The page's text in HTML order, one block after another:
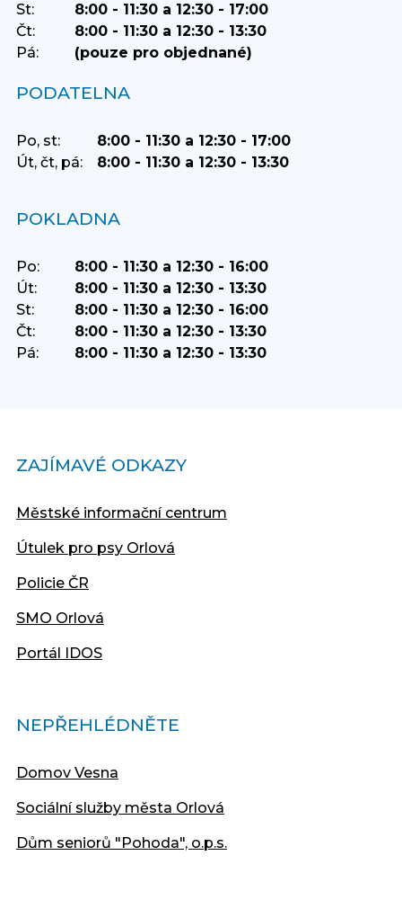
St:
8:00 - 11:30 a 12:30 - 17:00
Čt:
8:00 - 11:30 a 12:30 - 13:30
Pá:
(pouze pro objednané)
PODATELNA
Po, st:
8:00 - 11:30 a 12:30 - 17:00
Út, čt, pá:
8:00 - 11:30 a 12:30 - 13:30
POKLADNA
Po:
8:00 - 11:30 a 12:30 - 16:00
Út:
8:00 - 11:30 a 12:30 - 13:30
St:
8:00 - 11:30 a 12:30 - 16:00
Čt:
8:00 - 11:30 a 12:30 - 13:30
Pá:
8:00 - 11:30 a 12:30 - 13:30
ZAJÍMAVÉ ODKAZY
Městské informační centrum
Útulek pro psy Orlová
Policie ČR
SMO Orlová
Portál IDOS
NEPŘEHLÉDNĚTE
Domov Vesna
Sociální služby města Orlová
Dům seniorů "Pohoda", o.p.s.